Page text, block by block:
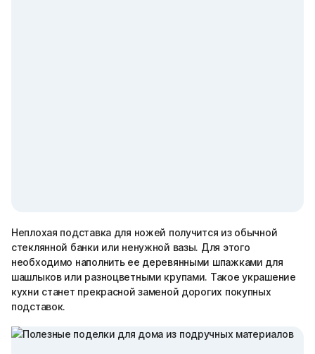
Неплохая подставка для ножей получится из обычной
стеклянной банки или ненужной вазы. Для этого
необходимо наполнить ее деревянными шпажками для
шашлыков или разноцветными крупами. Такое украшение
кухни станет прекрасной заменой дорогих покупных
подставок.